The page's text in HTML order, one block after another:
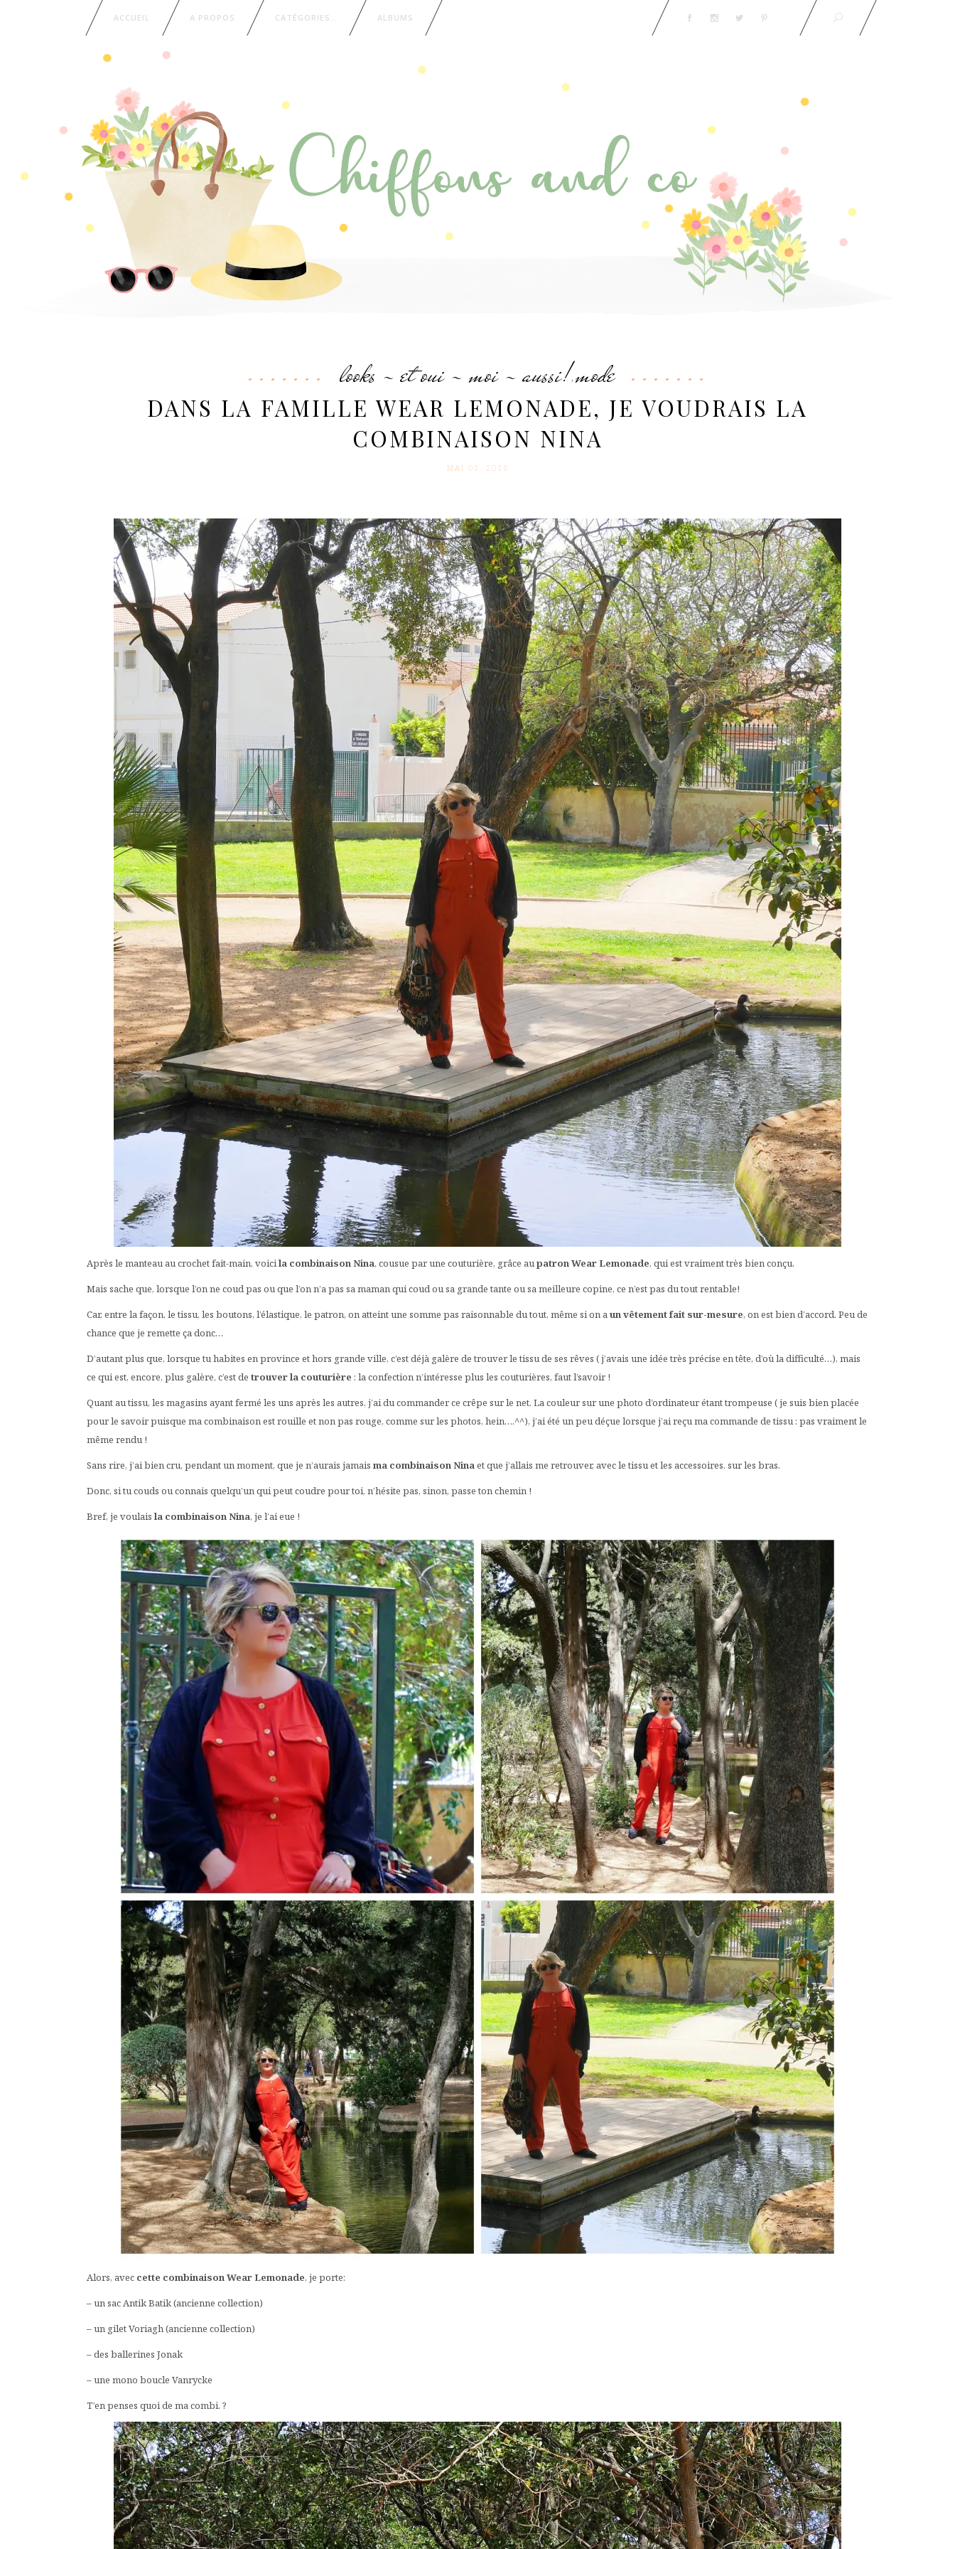
ACCUEIL A PROPOS CATÉGORIES… ALBUMS
looks - et oui - moi - aussi!,mode
DANS LA FAMILLE WEAR LEMONADE, JE VOUDRAIS LA
COMBINAISON NINA
MAI 02. 2016
Après le manteau au crochet fait-main, voicila combinaison Nina, cousue par une couturière, grâce aupatron Wear Lemonade, qui est vraiment très bien conçu.
Mais sache que, lorsque l’on ne coud pas ou que l’on n’a pas sa maman qui coud ou sa grande tante ou sa meilleure copine, ce n’est pas du tout rentable!
Car, entre la façon, le tissu, les boutons, l’élastique, le patron, on atteint une somme pas raisonnable du tout, même si on aun vêtement fait sur-mesure, on est bien d’accord. Peu de
chance que je remette ça donc…
D’autant plus que, lorsque tu habites en province et hors grande ville, c’est déjà galère de trouver le tissu de ses rêves ( j’avais une idée très précise en tête, d’où la difficulté…), mais
ce qui est, encore, plus galère, c’est de trouver la couturière : la confection n’intéresse plus les couturières, faut l’savoir !
Quant au tissu, les magasins ayant fermé les uns après les autres, j’ai du commander ce crêpe sur le net. La couleur sur une photo d’ordinateur étant trompeuse ( je suis bien placée
pour le savoir puisque ma combinaison est rouille et non pas rouge, comme sur les photos, hein….^^), j’ai été un peu déçue lorsque j’ai reçu ma commande de tissu : pas vraiment le
même rendu !
Sans rire, j’ai bien cru, pendant un moment, que je n’aurais jamais ma combinaison Ninaet que j’allais me retrouver, avec le tissu et les accessoires, sur les bras.
Donc, si tu couds ou connais quelqu’un qui peut coudre pour toi, n’hésite pas, sinon, passe ton chemin !
Bref, je voulais la combinaison Nina, je l’ai eue !
Alors, avec cette combinaison Wear Lemonade, je porte:
– un sac Antik Batik (ancienne collection)
– un gilet Voriagh (ancienne collection)
– des ballerines Jonak
– une mono boucle Vanrycke
T’en penses quoi de ma combi. ?